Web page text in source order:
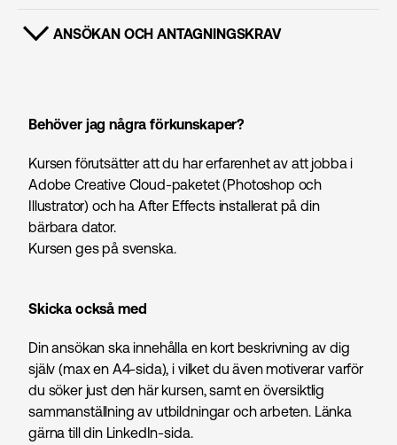
VISA INNEHÅLL
ANSÖKAN OCH ANTAGNINGSKRAV
Behöver jag några förkunskaper?
Kursen förutsätter att du har erfarenhet av att jobba i
Adobe Creative Cloud-paketet (Photoshop och
Illustrator) och ha After Effects installerat på din
bärbara dator.
Kursen ges på svenska.
Skicka också med
Din ansökan ska innehålla en kort beskrivning av dig
själv (max en A4-sida), i vilket du även motiverar varför
du söker just den här kursen, samt en översiktlig
sammanställning av utbildningar och arbeten. Länka
gärna till din LinkedIn-sida.